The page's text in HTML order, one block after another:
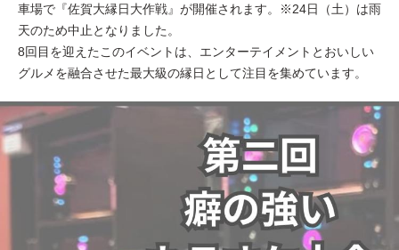
車場で『佐賀大縁日大作戦』が開催されます。※24日（土）は雨
天のため中止となりました。
8回目を迎えたこのイベントは、エンターテイメントとおいしい
グルメを融合させた最大級の縁日として注目を集めています。